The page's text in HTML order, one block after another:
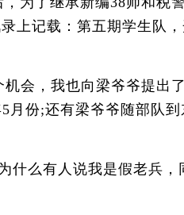
上记载：第五期学生队
，我也向梁爷爷提出
份;还有梁爷爷随部队
么有人说我是假老兵，